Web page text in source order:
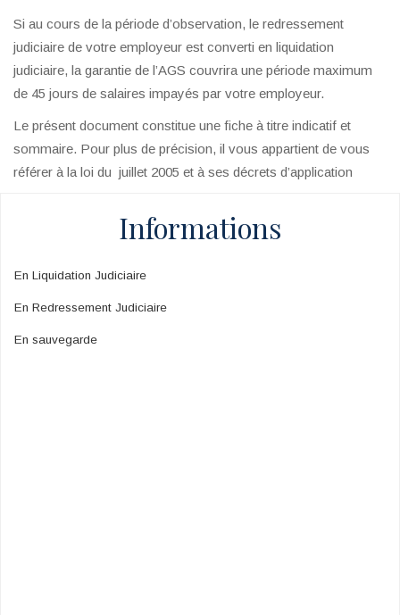
Si au cours de la période d’observation, le redressement
judiciaire de votre employeur est converti en liquidation
judiciaire, la garantie de l’AGS couvrira une période maximum
de 45 jours de salaires impayés par votre employeur.
Le présent document constitue une fiche à titre indicatif et
sommaire. Pour plus de précision, il vous appartient de vous
référer à la loi du juillet 2005 et à ses décrets d’application
Informations
En Liquidation Judiciaire
En Redressement Judiciaire
En sauvegarde